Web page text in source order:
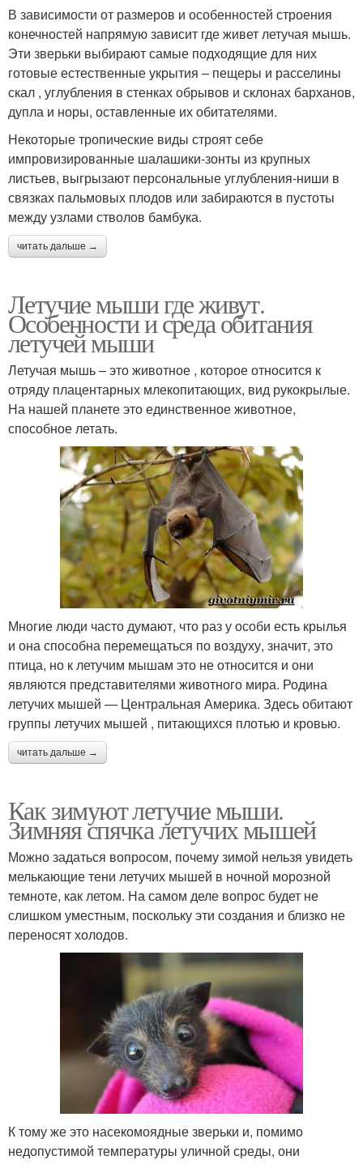
В зависимости от размеров и особенностей строения
конечностей напрямую зависит где живет летучая мышь.
Эти зверьки выбирают самые подходящие для них
готовые естественные укрытия – пещеры и расселины
скал , углубления в стенках обрывов и склонах барханов,
дупла и норы, оставленные их обитателями.
Некоторые тропические виды строят себе
импровизированные шалашики-зонты из крупных
листьев, выгрызают персональные углубления-ниши в
связках пальмовых плодов или забираются в пустоты
между узлами стволов бамбука.
читать дальше →
Летучие мыши где живут.
Особенности и среда обитания
летучей мыши
Летучая мышь – это животное , которое относится к
отряду плацентарных млекопитающих, вид рукокрылые.
На нашей планете это единственное животное,
способное летать.
Многие люди часто думают, что раз у особи есть крылья
и она способна перемещаться по воздуху, значит, это
птица, но к летучим мышам это не относится и они
являются представителями животного мира. Родина
летучих мышей — Центральная Америка. Здесь обитают
группы летучих мышей , питающихся плотью и кровью.
читать дальше →
Как зимуют летучие мыши.
Зимняя спячка летучих мышей
Можно задаться вопросом, почему зимой нельзя увидеть
мелькающие тени летучих мышей в ночной морозной
темноте, как летом. На самом деле вопрос будет не
слишком уместным, поскольку эти создания и близко не
переносят холодов.
К тому же это насекомоядные зверьки и, помимо
недопустимой температуры уличной среды, они